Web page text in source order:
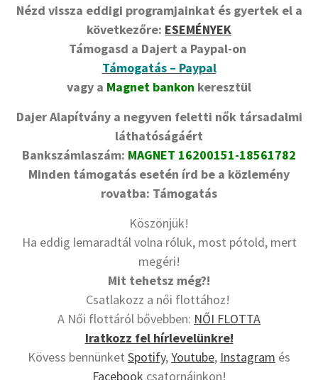
Nézd vissza eddigi programjainkat és gyertek el a
következőre: ESEMÉNYEK
Támogasd a Dajert a Paypal-on
Támogatás – Paypal
vagy a Magnet bankon keresztül
Dajer Alapítvány a negyven feletti nők társadalmi
láthatóságáért
Bankszámlaszám: MAGNET 16200151-18561782
Minden támogatás esetén írd be a közlemény
rovatba: Támogatás
Köszönjük!
Ha eddig lemaradtál volna róluk, most pótold, mert
megéri!
Mit tehetsz még?!
Csatlakozz a női flottához!
A Női flottáról bővebben: NŐI FLOTTA
Iratkozz fel hírlevelünkre!
Kövess bennünket Spotify,Youtube, Instagram és
Facebook csatornáinkon!